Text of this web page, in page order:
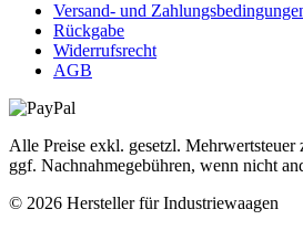
Versand- und
Rückgabe
Widerrufsrecht
AGB
Alle Preise exkl. gesetzl. Mehrwertsteuer
ggf. Nachnahmegebühren, wenn nicht
© 2026 Hersteller für Industriewaagen